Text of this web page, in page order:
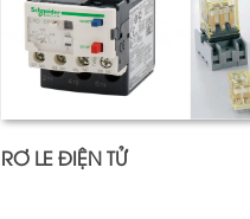
RƠ LE ĐIỆN TỬ